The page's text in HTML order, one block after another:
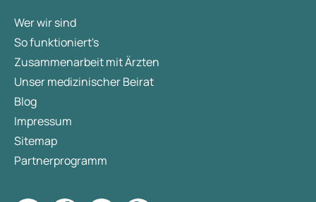
Wer wir sind
So funktioniert's
Zusammenarbeit mit Ärzten
Unser medizinischer Beirat
Blog
Impressum
Sitemap
Partnerprogramm